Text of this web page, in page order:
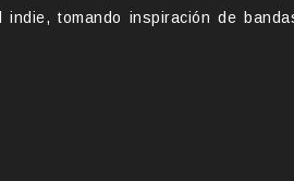
tomando inspiración de